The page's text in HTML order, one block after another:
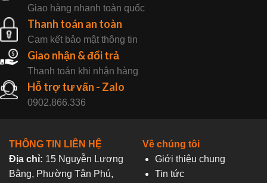
Giao hàng nhanh toàn quốc
Thanh toán an toàn
Cam kết bảo mật thông tin
Giao nhận & đổi trả
Thanh toán khi nhận hàng
Hỗ trợ tư vấn - Zalo
0902.866.336
THÔNG TIN LIÊN HỆ
Địa chỉ: 15 Nguyễn Lương
Bằng, Phường Tân Phú,
Về chúng tôi
Giới thiệu chung
Tin tức